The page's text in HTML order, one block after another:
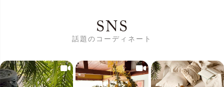
SNS
話題のコーディネート